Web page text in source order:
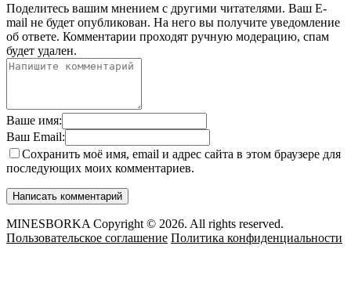
Поделитесь вашим мнением с другими читателями. Ваш E-
mail не будет опубликован. На него вы получите уведомление
об ответе. Комментарии проходят ручную модерацию, спам
будет удален.
Ваше имя:
Ваш Email:
Сохранить моё имя, email и адрес сайта в этом браузере для
последующих моих комментариев.
MINESBORKA Copyright © 2026. All rights reserved.
Пользовательское соглашение Политика конфиденциальности